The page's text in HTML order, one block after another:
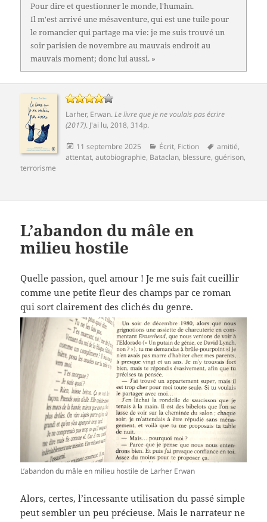
Pour dire et questionner le monde, l'humain.
Il m'est arrivé une mésaventure, qui est une tuile pour
le romancier qui partage ma vie: je me suis trouvé un
soir parisien de novembre au mauvais endroit au
mauvais moment; donc lui aussi. »
Larher, Erwan.Le livre que je ne voulais pas écrire
(2017). J'ai lu, 2018, 314p.
Publié
le
11 septembre 2025 Catégories
Écrit, Fiction
Mots-
clés
amitié,
attentat,autobiographie, Bataclan, blessure,guérison,
terrorisme
L’abandon du mâle en
milieu hostile
Quelle passion, quel amour ! Je me suis fait cueillir
comme une petite fleur des champs par ce roman
qui sort clairement des clichés du genre.
L’abandon du mâle en milieu hostile de Larher Erwan
Alors, certes, l’incessante utilisation du passé simple
peut sembler un peu précieuse. Mais le narrateur ne